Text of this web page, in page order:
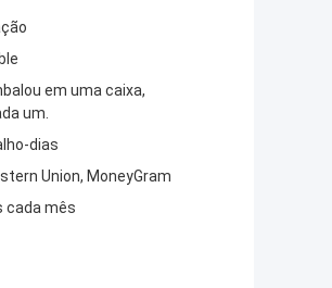
em uma caixa,
um.
dias
Union, MoneyGram
cada mês